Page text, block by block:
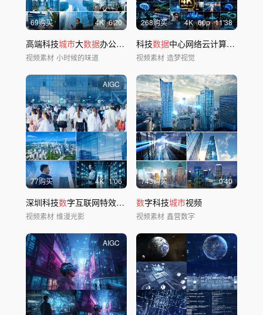
69购买 4K 6'20
高端科技城市大数据办公互联网络智能时代
视频素材 小时候的味道
268购买 4K 60p 11'38
科技数据中心网络云计算智能服务器
视频素材 造梦视觉
AIGC
77购买 4K 1'06
深圳科技数字互联网特效视频
视频素材 维漫光影
743购买 0'40
数字科技城市视频
视频素材 鑫营数字
AIGC